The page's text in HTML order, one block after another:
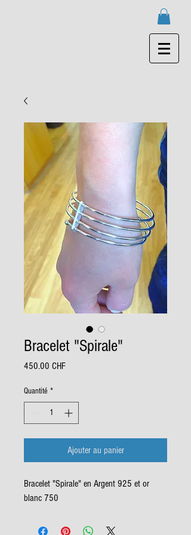
Bracelet "Spirale"
450.00 CHFPrix
Quantité *
Ajouter au panier
Bracelet "Spirale" en Argent 925 et or
blanc 750